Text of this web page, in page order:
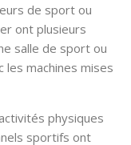
de sport ou
ont plusieurs
salle de sport ou
machines mises
physiques
sportifs ont